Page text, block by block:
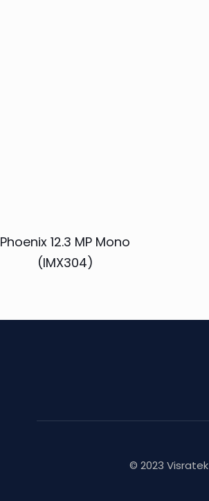
Phoenix 12.3 MP Mono
(IMX304)
© 2023 Visratek